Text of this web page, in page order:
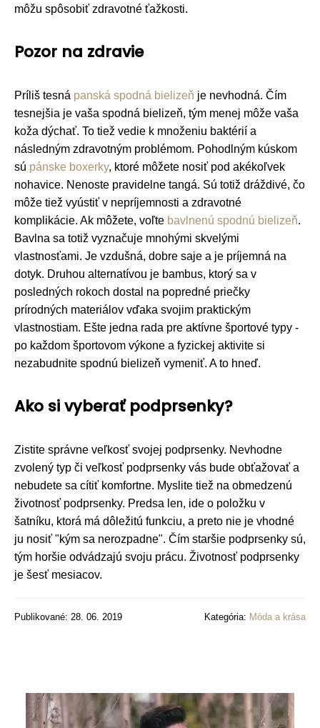
môžu spôsobiť zdravotné ťažkosti.
Pozor na zdravie
Príliš tesná panská spodná bielizeň je nevhodná. Čím
tesnejšia je vaša spodná bielizeň, tým menej môže vaša
koža dýchať. To tiež vedie k množeniu baktérií a
následným zdravotným problémom. Pohodlným kúskom
sú pánske boxerky, ktoré môžete nosiť pod akékoľvek
nohavice. Nenoste pravidelne tangá. Sú totiž dráždivé, čo
môže tiež vyústiť v nepríjemnosti a zdravotné
komplikácie. Ak môžete, voľte bavlnenú spodnú bielizeň.
Bavlna sa totiž vyznačuje mnohými skvelými
vlastnosťami. Je vzdušná, dobre saje a je príjemná na
dotyk. Druhou alternatívou je bambus, ktorý sa v
posledných rokoch dostal na popredné priečky
prírodných materiálov vďaka svojim praktickým
vlastnostiam. Ešte jedna rada pre aktívne športové typy -
po každom športovom výkone a fyzickej aktivite si
nezabudnite spodnú bielizeň vymeniť. A to hneď.
Ako si vyberať podprsenky?
Zistite správne veľkosť svojej podprsenky. Nevhodne
zvolený typ či veľkosť podprsenky vás bude obťažovať a
nebudete sa cítiť komfortne. Myslite tiež na obmedzenú
životnosť podprsenky. Predsa len, ide o položku v
šatníku, ktorá má dôležitú funkciu, a preto nie je vhodné
ju nosiť "kým sa nerozpadne". Čím staršie podprsenky sú,
tým horšie odvádzajú svoju prácu. Životnosť podprsenky
je šesť mesiacov.
Publikované: 28. 06. 2019 Kategória: Móda a krása